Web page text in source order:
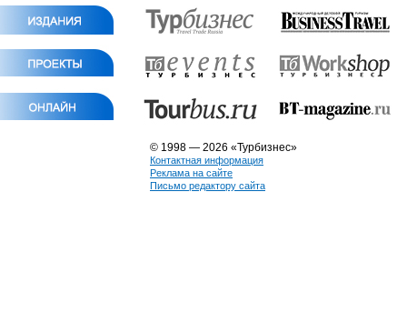
© 1998 — 2026 «Турбизнес»
Контактная информация
Реклама на сайте
Письмо редактору сайта